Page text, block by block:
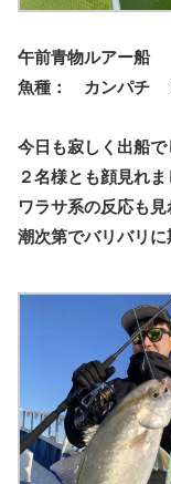
午前青物ルアー船
魚種： カンパチ
今日も寂しく出船で
２名様とも顔見れま
ワラサ系の反応も
潮次第でバリバリ